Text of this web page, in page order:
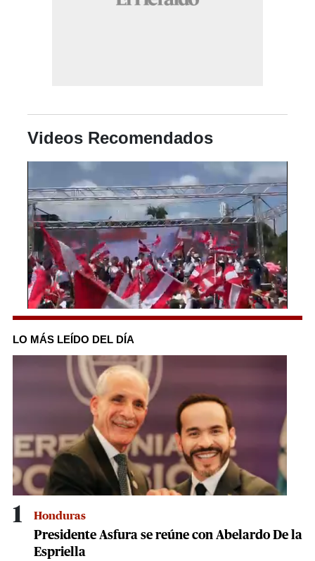
Videos Recomendados
0
of
1
minute,
seconds
LO MÁS LEÍDO DEL DÍA
1 Honduras
Presidente Asfura se reúne con Abelardo De la
Espriella